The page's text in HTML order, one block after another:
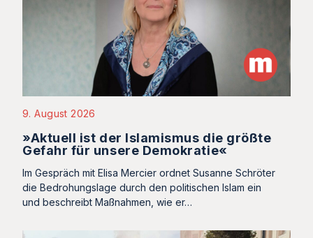
9. August 2026
»Aktuell ist der Islamismus die größte
Gefahr für unsere Demokratie«
Im Gespräch mit Elisa Mercier ordnet Susanne Schröter
die Bedrohungslage durch den politischen Islam ein
und beschreibt Maßnahmen, wie er…